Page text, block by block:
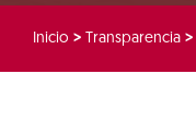
Inicio > Transparencia >